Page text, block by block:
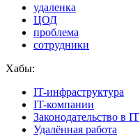
удаленка
ЦОД
проблема
сотрудники
Хабы:
IT-инфраструктура
IT-компании
Законодательство в IT
Удалённая работа